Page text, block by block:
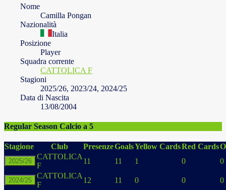
Nome
Camilla Pongan
Nazionalità
Italia
Posizione
Player
Squadra corrente
CATTOLICA F
Stagioni
2025/26, 2023/24, 2024/25
Data di Nascita
13/08/2004
Regular Season Calcio a 5
Stagione Club PresenzeGoalsYellow CardsRed Cards
2025/26
CATTOLICA
F
11 11 1 0 0
2024/25
CATTOLICA
F
12 11 0 0
0